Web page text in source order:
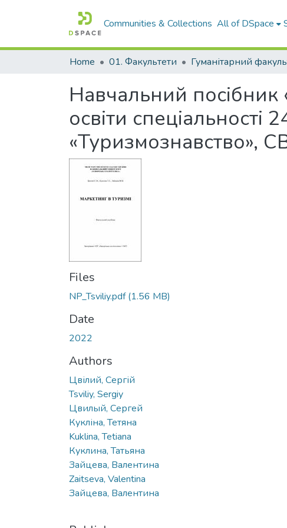
Communities & Collections All of DSpace
Home 01. Факультети Гуманітарний
Навчальний посібник
освіти спеціальності
«Туризмознавство»,
Files
NP_Tsviliy.pdf(1.56 MB)
Date
2022
Authors
Цвілий, Сергій
Tsviliy, Sergiy
Цвилый, Сергей
Кукліна, Тетяна
Kuklina, Tetiana
Куклина, Татьяна
Зайцева, Валентина
Zaitseva, Valentina
Зайцева, Валентина